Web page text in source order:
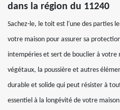
dans la région du 11240
Sachez-le, le toit est l'une des parties
votre maison pour assurer sa
intempéries et sert de bouclier à votre
végétaux, la poussière et autres
durable et solide qui peut résister à
essentiel à la longévité de votre